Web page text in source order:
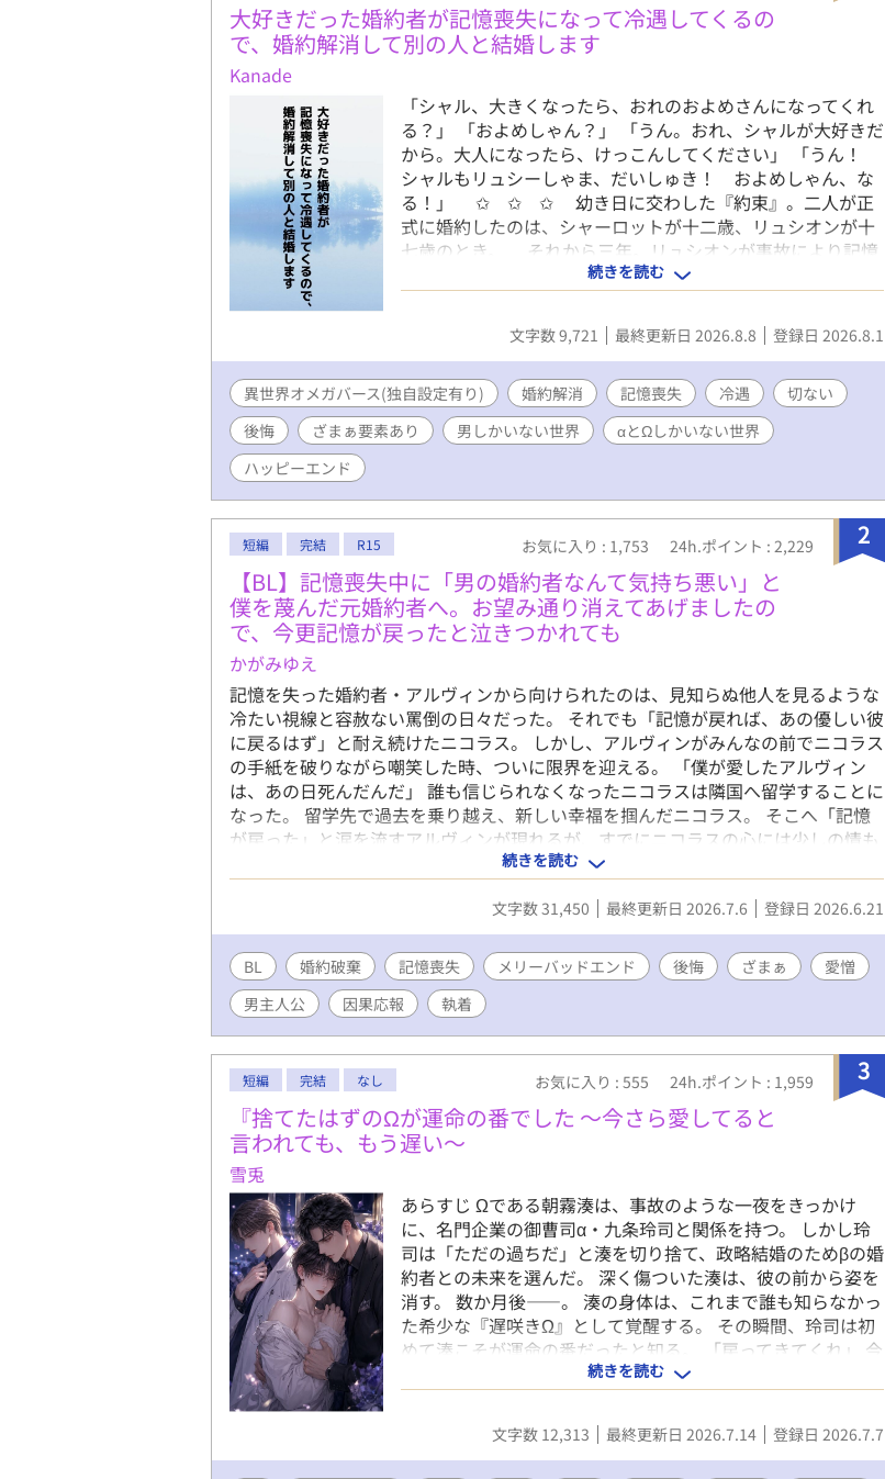
大好きだった婚約者が記憶喪失になって冷遇してくるの
で、婚約解消して別の人と結婚します
Kanade
「シャル、大きくなったら、おれのおよめさんになってくれ
る？」 「およめしゃん？」 「うん。おれ、シャルが大好きだ
から。大人になったら、けっこんしてください」 「うん！
シャルもリュシーしゃま、だいしゅき！ およめしゃん、な
る！」 ✩ ✩ ✩ 幼き日に交わした『約束』。二人が正
式に婚約したのは、シャーロットが十二歳、リュシオンが十
七歳のとき。 それから三年。リュシオンが事故により記憶
喪失になったことで、全てが狂っていく――。
――――――――――― ✻男しかいない、αとΩしかいない世
界観なので、女性やβといった概念は出てきません。 ✻独自
設定の異世界オメガバースです。 ✻4話までは毎日更新。その
のでゆっくりペースにはなりますが、完結は保証いたしま
す。 ☆8/7 15時更新 HOT女性向けランキング42位！ あり
がとうございます😊
続きを読む
文字数 9,721 最終更新日 2026.8.8 登録日 2026.8.1
異世界オメガバース(独自設定有り) 婚約解消 記憶喪失 冷遇
切ない
後悔
ざまぁ要素あり 男しかいない世界
αとΩしかいない世界
ハッピーエンド
2
短編 完結 R15 お気に入り : 1,753 24h.ポイント : 2,229
​【BL】記憶喪失中に「男の婚約者なんて気持ち悪い」と
僕を蔑んだ元婚約者へ。お望み通り消えてあげましたの
で、今更記憶が戻ったと泣きつかれても
かがみゆえ
記憶を失った婚約者・アルヴィンから向けられたのは、見知らぬ他人を見るような
冷たい視線と容赦ない罵倒の日々だった。 それでも「記憶が戻れば、あの優しい彼
に戻るはず」と耐え続けたニコラス。 しかし、アルヴィンがみんなの前でニコラス
の手紙を破りながら嘲笑した時、ついに限界を迎える。 「僕が愛したアルヴィン
は、あの日死んだんだ」 ​誰も信じられなくなったニコラスは隣国へ留学することに
なった。 留学先で過去を乗り越え、新しい幸福を掴んだニコラス。 そこへ「記憶
が戻った」と涙を流すアルヴィンが現れるが、すでにニコラスの心には少しの情も
続きを読む
文字数 31,450 最終更新日 2026.7.6 登録日 2026.6.21
BL 婚約破棄 記憶喪失 メリーバッドエンド 後悔 ざまぁ
愛憎
男主人公
因果応報 執着
3
短編 完結 なし お気に入り : 555 24h.ポイント : 1,959
『捨てたはずのΩが運命の番でした ～今さら愛してると
言われても、もう遅い～
雪兎
あらすじ Ωである朝霧湊は、事故のような一夜をきっかけ
に、名門企業の御曹司α・九条玲司と関係を持つ。 しかし玲
司は「ただの過ちだ」と湊を切り捨て、政略結婚のためβの婚
約者との未来を選んだ。 深く傷ついた湊は、彼の前から姿を
消す。 数か月後――。 湊の身体は、これまで誰も知らなかっ
た希少な『遅咲きΩ』として覚醒する。 その瞬間、玲司は初
めて湊こそが運命の番だったと知る。 「戻ってきてくれ」 今
さら必死に追いかけてくる玲司。 だが湊の隣には、自分を支
え続けてくれた医師のα・神崎伊織がいた。 「あなたは俺を
捨てたでしょう」 後悔に苦しむα、執着する第二のα、そして
希少Ωを巡る陰謀。 もう二度と傷つきたくないΩが最後に選
続きを読む
文字数 12,313 最終更新日 2026.7.14 登録日 2026.7.7